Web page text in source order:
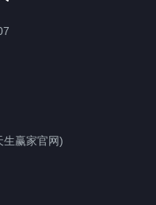
赢家官网)